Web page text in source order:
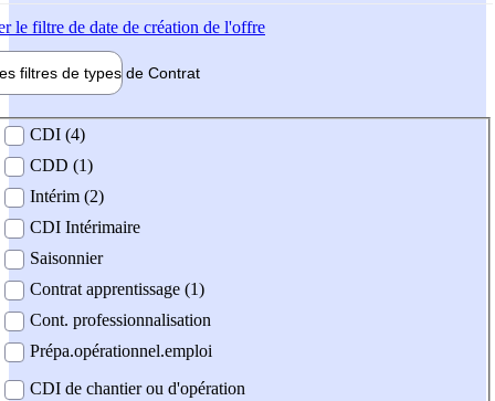
le filtre de date de création de l'offre
filtres de types de Contrat
contrat
CDI (4)
CDD (1)
Intérim (2)
CDI Intérimaire
Saisonnier
Contrat apprentissage (1)
Cont. professionnalisation
Prépa.opérationnel.emploi
CDI de chantier ou d'opération